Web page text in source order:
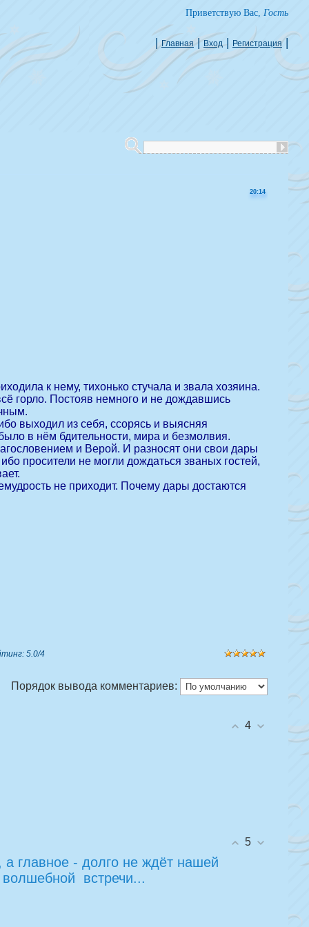
Приветствую Вас, Гость
| Главная | Вход | Регистрация |
20:14
к нему, тихонько стучала и звала хозяина.
горло. Постояв немного и не дождавшись
выходил из себя, ссорясь и выясняя
в нём бдительности, мира и безмолвия.
и Верой. И разносят они свои дары
просители не могли дождаться званых гостей,
не приходит. Почему дары достаются
: 5.0/4
Порядок вывода комментариев:
4
5
главное - долго не ждёт нашей
волшебной встречи...